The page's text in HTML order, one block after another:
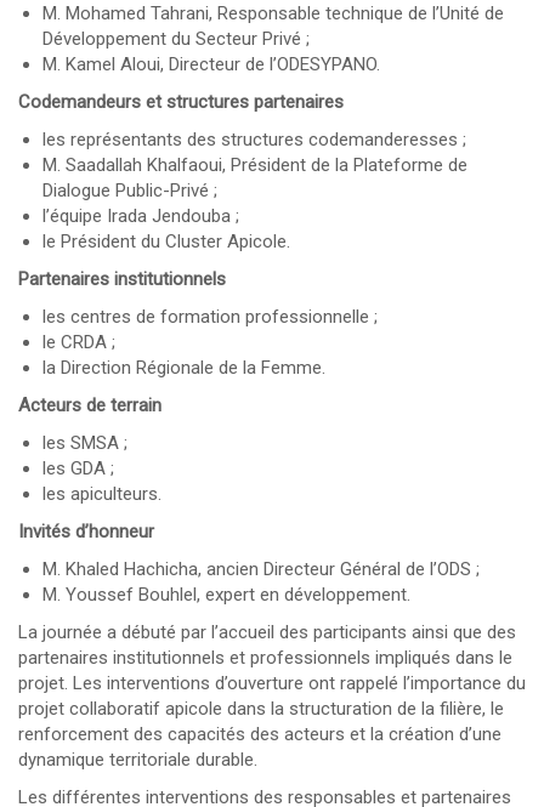
M. Mohamed Tahrani, Responsable technique de l’Unité de
Développement du Secteur Privé ;
M. Kamel Aloui, Directeur de l’ODESYPANO.
Codemandeurs et structures partenaires
les représentants des structures codemanderesses ;
M. Saadallah Khalfaoui, Président de la Plateforme de
Dialogue Public-Privé ;
l’équipe Irada Jendouba ;
le Président du Cluster Apicole.
Partenaires institutionnels
les centres de formation professionnelle ;
le CRDA ;
la Direction Régionale de la Femme.
Acteurs de terrain
les SMSA ;
les GDA ;
les apiculteurs.
Invités d’honneur
M. Khaled Hachicha, ancien Directeur Général de l’ODS ;
M. Youssef Bouhlel, expert en développement.
La journée a débuté par l’accueil des participants ainsi que des
partenaires institutionnels et professionnels impliqués dans le
projet. Les interventions d’ouverture ont rappelé l’importance du
projet collaboratif apicole dans la structuration de la filière, le
renforcement des capacités des acteurs et la création d’une
dynamique territoriale durable.
Les différentes interventions des responsables et partenaires